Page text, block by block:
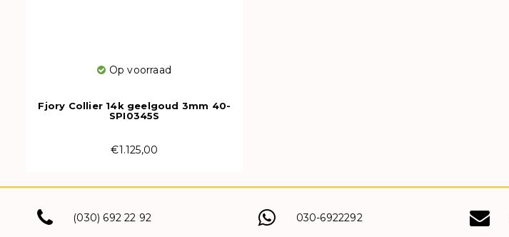
Op voorraad
Fjory Collier 14k geelgoud 3mm 40-
SPI0345S
€1.125,00
(030) 692 22 92 030-6922292